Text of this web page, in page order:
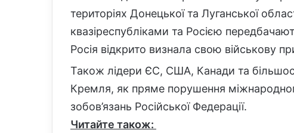
територіях Донецької та Луганської
квазіреспубліками та Росією
Росія відкрито визнала свою військову
Також лідери ЄС, США, Канади та
Кремля, як пряме порушення
зобов’язань Російської Федерації.
Читайте також: